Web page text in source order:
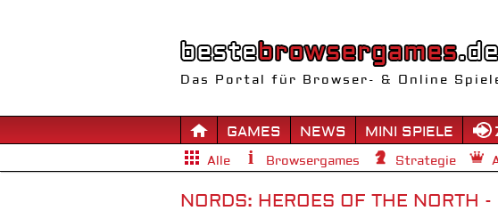
Das Portal für Browser- & Online
GAMES NEWS MINI SPIELE
Alle Browsergames Strategie
NORDS: HEROES OF THE NORTH